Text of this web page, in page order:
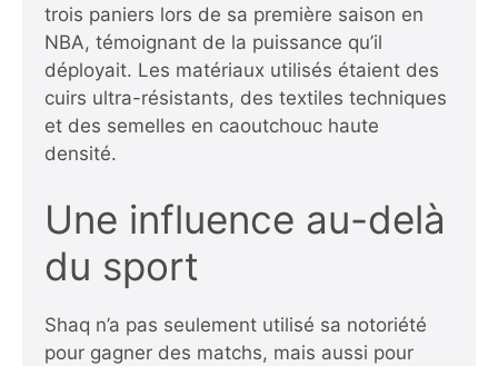
trois paniers lors de sa première saison en
NBA, témoignant de la puissance qu’il
déployait. Les matériaux utilisés étaient des
cuirs ultra-résistants, des textiles techniques
et des semelles en caoutchouc haute
densité.
Une influence au-delà
du sport
Shaq n’a pas seulement utilisé sa notoriété
pour gagner des matchs, mais aussi pour